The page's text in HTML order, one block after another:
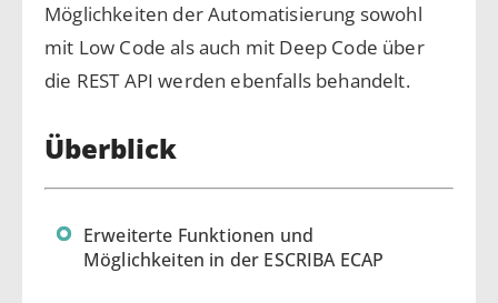
Möglichkeiten der Automatisierung sowohl
mit Low Code als auch mit Deep Code über
die REST API werden ebenfalls behandelt.
Überblick
Erweiterte Funktionen und
Möglichkeiten in der ESCRIBA ECAP